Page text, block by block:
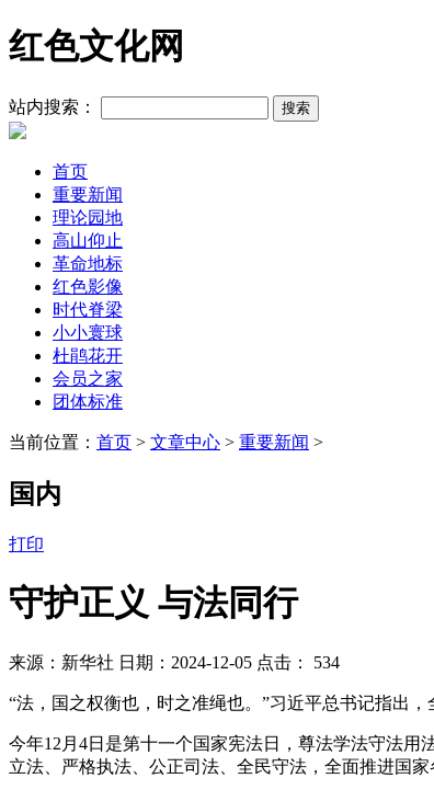
红色文化网
站内搜索：
首页
重要新闻
理论园地
高山仰止
革命地标
红色影像
时代脊梁
小小寰球
杜鹃花开
会员之家
团体标准
当前位置： 首页 > 文章中心 > 重要新闻 >
国内
打印
守护正义 与法同行
来源：新华社 日期：2024-12-05 点击： 534
“法，国之权衡也，时之准绳也。”习近平总书记指出
今年12月4日是第十一个国家宪法日，尊法学法守法
立法、严格执法、公正司法、全民守法，全面推进国家